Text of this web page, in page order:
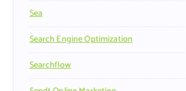
Sea
Search Engine Optimization
Searchflow